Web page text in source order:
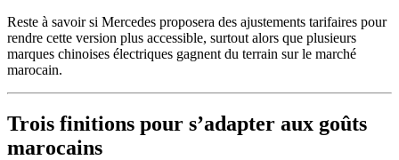
Reste à savoir si Mercedes proposera des ajustements tarifaires pour
rendre cette version plus accessible, surtout alors que plusieurs
marques chinoises électriques gagnent du terrain sur le marché
marocain.
Trois finitions pour s’adapter aux goûts
marocains